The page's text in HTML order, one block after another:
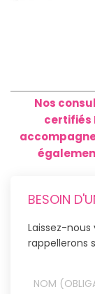
Nos
certifiés
BESOIN
Laissez-
rappellerons